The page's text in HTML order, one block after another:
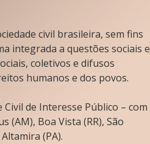
civil brasileira, sem fins
integrada a questões sociais e
coletivos e difusos
humanos e dos povos.
Civil de Interesse Público – com
(AM), Boa Vista (RR), São
(PA).